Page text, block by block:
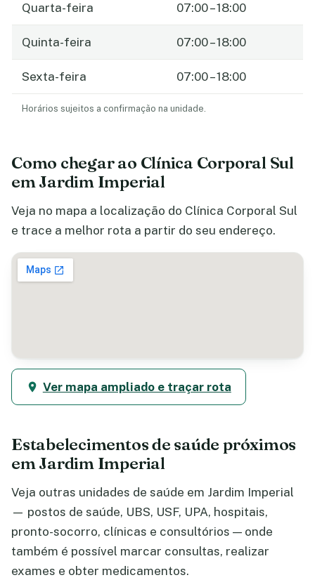
Quarta-feira 07:00 – 18:00
Quinta-feira 07:00 – 18:00
Sexta-feira 07:00 – 18:00
Horários sujeitos a confirmação na unidade.
Como chegar ao Clínica Corporal Sul
em Jardim Imperial
Veja no mapa a localização do Clínica Corporal Sul
e trace a melhor rota a partir do seu endereço.
Ver mapa ampliado e traçar rota
Estabelecimentos de saúde próximos
em Jardim Imperial
Veja outras unidades de saúde em Jardim Imperial
— postos de saúde, UBS, USF, UPA, hospitais,
pronto-socorro, clínicas e consultórios — onde
também é possível marcar consultas, realizar
exames e obter medicamentos.